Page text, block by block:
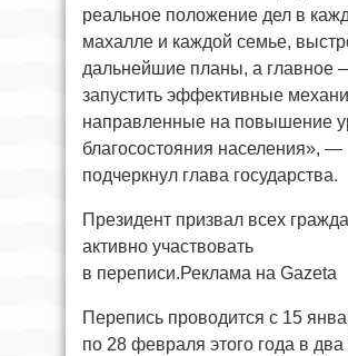
реальное положение дел в
махалле и каждой семье,
дальнейшие планы, а главное
запустить эффективные
направленные на повышение
благосостояния населения», —
подчеркнул глава государства.
Президент призвал всех
активно участвовать
в переписи.Реклама на Gazeta
Перепись проводится с 15
по 28 февраля этого года в два